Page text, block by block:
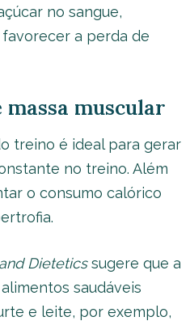
no sangue,
a perda de
massa muscular
treino é ideal para gerar
no treino. Além
o consumo calórico
Dieteticssugere que a
saudáveis
e leite, por exemplo,